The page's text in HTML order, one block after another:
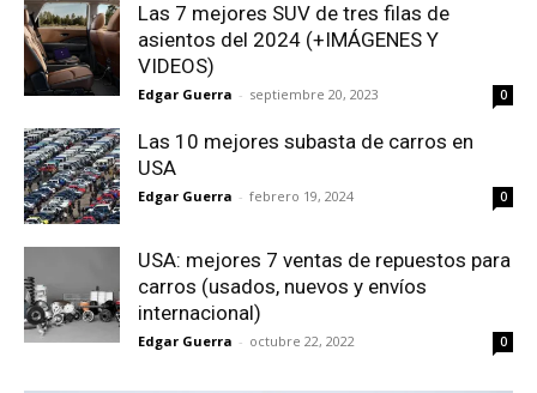
Las 7 mejores SUV de tres filas de
asientos del 2024 (+IMÁGENES Y
VIDEOS)
Edgar Guerra - septiembre 20, 2023 0
Las 10 mejores subasta de carros en
USA
Edgar Guerra - febrero 19, 2024 0
USA: mejores 7 ventas de repuestos para
carros (usados, nuevos y envíos
internacional)
Edgar Guerra - octubre 22, 2022 0